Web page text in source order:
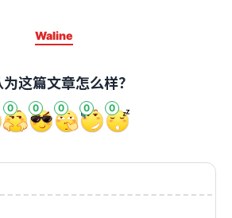
Waline
这篇文章怎么样？
0 0 0 0 0